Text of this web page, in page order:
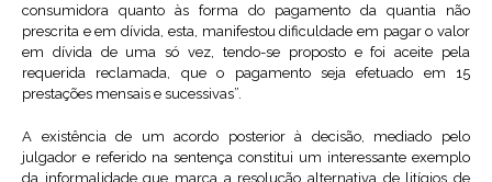
consumidora quanto às forma do pagamento da quantia não
prescrita e em dívida, esta, manifestou dificuldade em pagar o valor
em dívida de uma só vez, tendo-se proposto e foi aceite pela
requerida reclamada, que o pagamento seja efetuado em 15
prestações mensais e sucessivas”.
A existência de um acordo posterior à decisão, mediado pelo
julgador e referido na sentença constitui um interessante exemplo
da informalidade que marca a resolução alternativa de litígios de